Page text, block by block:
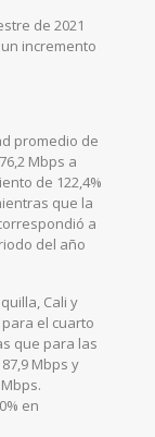
de 2021
incremento
promedio de
Mbps a
de 122,4%
que la
a
del año
Cali y
el cuarto
que para las
Mbps y
en